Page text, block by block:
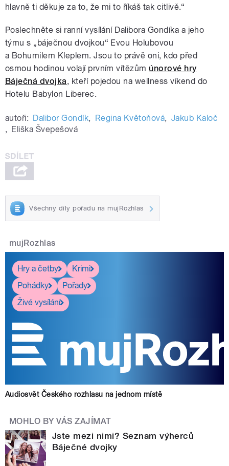
hlavně ti děkuje za to, že mi to říkáš tak citlivě.“
Poslechněte si ranní vysílání Dalibora Gondíka a jeho
týmu s „báječnou dvojkou“ Evou Holubovou
a Bohumilem Kleplem. Jsou to právě oni, kdo před
osmou hodinou volají prvním vítězům únorové hry
Báječná dvojka, kteří pojedou na wellness víkend do
Hotelu Babylon Liberec.
autoři: Dalibor Gondík, Regina Květoňová, Jakub Kaloč
, Eliška Švepešová
Všechny díly pořadu na mujRozhlas
mujRozhlas
Hry a četby
Krimi
Pohádky
Pořady
Živé vysílání
Audiosvět Českého rozhlasu na jednom místě
MOHLO BY VÁS ZAJÍMAT
Jste mezi nimi? Seznam výherců
Báječné dvojky